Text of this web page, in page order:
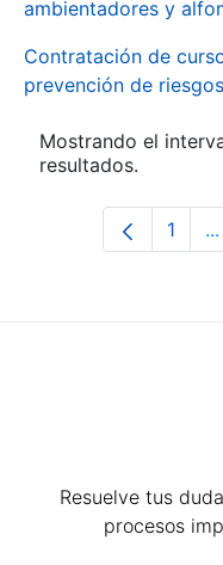
ambientadores y
Contratación de
prevención de
Mostrando el
resultados.
Página
1 ...
Resuelve tus
procesos